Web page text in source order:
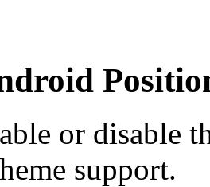
or disable
support.